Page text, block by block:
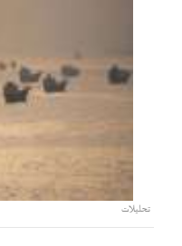
تحليلات